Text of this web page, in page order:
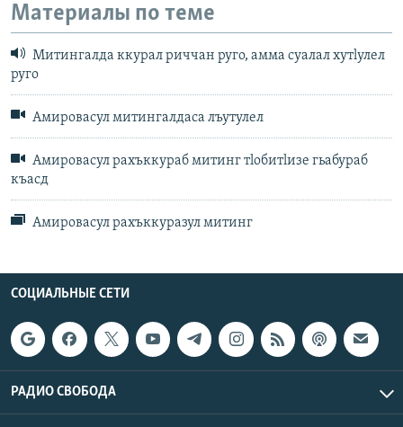
Материалы по теме
Митингалда ккурал риччан руго, амма суалал хутlулел
руго
Амировасул митингалдаса лъутулел
Амировасул рахъккураб митинг тlобитlизе гьабураб
къасд
Амировасул рахъккуразул митинг
СОЦИАЛЬНЫЕ СЕТИ
РАДИО СВОБОДА